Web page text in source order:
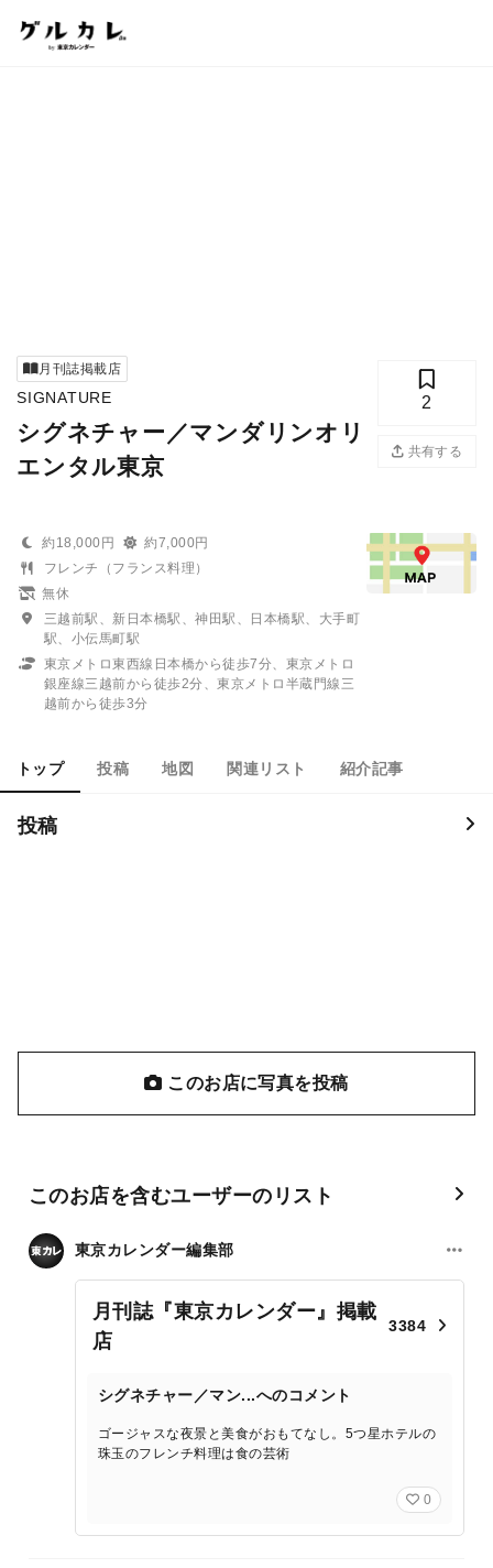
月刊誌掲載店
SIGNATURE
シグネチャー／マンダリンオリ
エンタル東京
2
共有する
約18,000円
約7,000円
フレンチ（フランス料理）
無休
三越前駅、新日本橋駅、神田駅、日本橋駅、大手町
駅、小伝馬町駅
東京メトロ東西線日本橋から徒歩7分、東京メトロ
銀座線三越前から徒歩2分、東京メトロ半蔵門線三
越前から徒歩3分
トップ 投稿 地図 関連リスト 紹介記事
投稿
このお店に写真を投稿
このお店を含むユーザーのリスト
東京カレンダー編集部
月刊誌『東京カレンダー』掲載
店
3384
シグネチャー／マン...へのコメント
ゴージャスな夜景と美食がおもてなし。5つ星ホテルの
珠玉のフレンチ料理は食の芸術
0